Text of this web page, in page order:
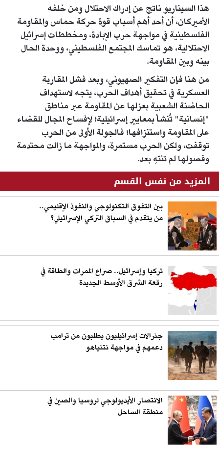
هذا السيناريو ناتج عن إدراك الاحتلال ومن خلفه
الأميركان، أن أحد أهم أسباب قوة حركة حماس والمقاومة
الفلسطينية في مواجهة حرب الإبادة، ومخططات إسرائيل
الاحتلالية، هو تماسك المجتمع الفلسطيني، ووحدة الحال
بينه وبين المقاومة.
من هنا فإن التفكير الصهيوني، وبعد فشل المقاربة
العسكرية في تحقيق أهداف الحرب، يتجه لاستهداف
الحاضنة الشعبية بعزلها عن المقاومة عبر مناطق
"إنسانية" تُنشأ بمعايير إسرائيلية؛ لإفساح المجال للقضاء
على المقاومة واستنزافها؛ فالجولة الأولى من الحرب
توقفت، ولكن الحرب مستمرة، والمواجهة ما زالت محتدمة
وفصولها لم تنتهِ بعد.
المزيد من نفس القسم
بين التفوق التكنولوجي والنفوذ الإقليمي..
من يتقدم في السباق التركي الإسرائيلي؟
تركيا وإسرائيل.. صراع الممرات والطاقة في
رقعة الشرق الأوسط الجديدة
جنرالات إسرائيليون يطلبون من ترامب
دعمهم في مواجهة نتنياهو
الانتصار الأيديولوجي لروسيا والصين في
منطقة الساحل